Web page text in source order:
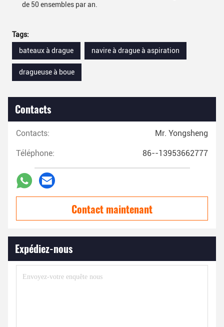
de 50 ensembles par an.
Tags:
bateaux à drague
navire à drague à aspiration
dragueuse à boue
Contacts
Contacts: Mr. Yongsheng
Téléphone: 86--13953662777
Contact maintenant
Expédiez-nous